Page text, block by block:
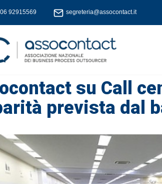
92915569 segreteria@assocontact.it
su Call
prevista dal